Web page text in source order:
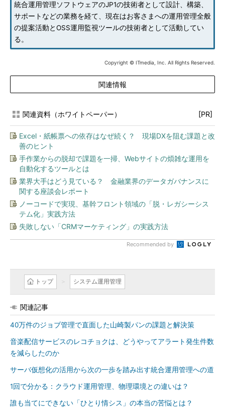
統合運用管理ソフトウェアのJP1の技術者として設計、構築、
サポートなどの業務を経て、現在はお客さまへの運用管理全般
の提案活動とOSS運用監視ツールの技術者として活動してい
る。
Copyright © ITmedia, Inc. All Rights Reserved.
関連情報
関連資料（ホワイトペーパー） [PR]
Excel・紙帳票への依存はなぜ続く？ 現場DXを阻む課題と改
善のヒント
手作業からの脱却で課題を一掃、Webサイトの煩雑な運用を
自動化するツールとは
業界大手はどう見ている？ 金融業界のデータガバナンスに
関する座談会レポート
ノーコードで実現、基幹フロント領域の「脱・レガシーシス
テム化」実践方法
失敗しない「CRMマーケティング」の実践方法
Recommended by
トップ システム運用管理
関連記事
40万件のジョブ管理で直面した山崎製パンの課題と解決策
音楽配信サービスのレコチョクは、どうやってアラート発生件数
を減らしたのか
サーバ仮想化の活用から次の一歩を踏み出す統合運用管理への道
1回で分かる：クラウド運用管理、物理環境との違いは？
誰も当てにできない「ひとり情シス」の本当の苦悩とは？